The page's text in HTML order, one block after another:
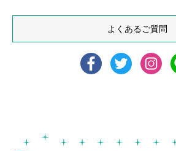
よくあるご質問